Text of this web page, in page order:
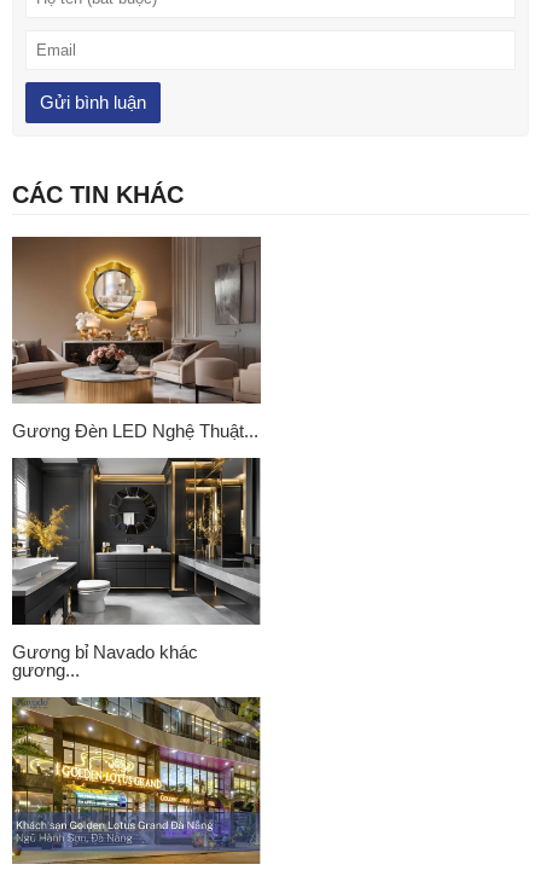
CÁC TIN KHÁC
Gương Đèn LED Nghệ Thuật...
Gương bỉ Navado khác
gương...